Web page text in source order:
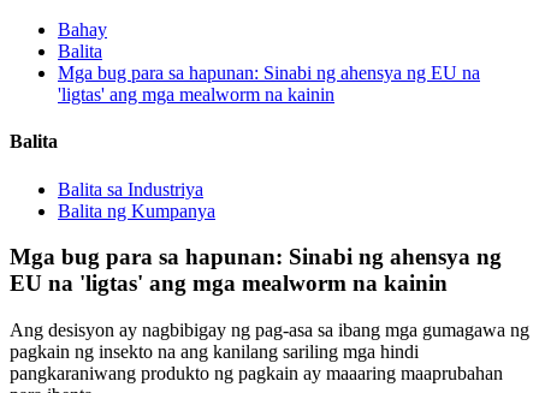
Bahay
Balita
Mga bug para sa hapunan: Sinabi ng ahensya ng EU na
'ligtas' ang mga mealworm na kainin
Balita
Balita sa Industriya
Balita ng Kumpanya
Mga bug para sa hapunan: Sinabi ng ahensya ng
EU na 'ligtas' ang mga mealworm na kainin
Ang desisyon ay nagbibigay ng pag-asa sa ibang mga gumagawa ng
pagkain ng insekto na ang kanilang sariling mga hindi
pangkaraniwang produkto ng pagkain ay maaaring maaprubahan